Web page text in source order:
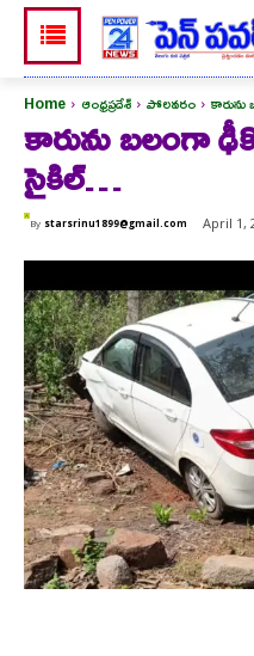
Home ఆంధ్రప్రదేశ్ పోలవరం
కారును బలంగా
సైకిల్…
By starsrinu1899@gmail.com April 1,